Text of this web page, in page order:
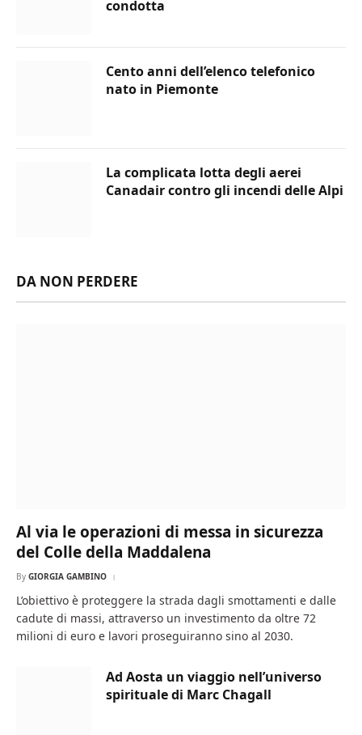
condotta
Cento anni dell’elenco telefonico
nato in Piemonte
La complicata lotta degli aerei
Canadair contro gli incendi delle Alpi
DA NON PERDERE
Al via le operazioni di messa in sicurezza
del Colle della Maddalena
By GIORGIA GAMBINO
L’obiettivo è proteggere la strada dagli smottamenti e dalle
cadute di massi, attraverso un investimento da oltre 72
milioni di euro e lavori proseguiranno sino al 2030.
Ad Aosta un viaggio nell’universo
spirituale di Marc Chagall